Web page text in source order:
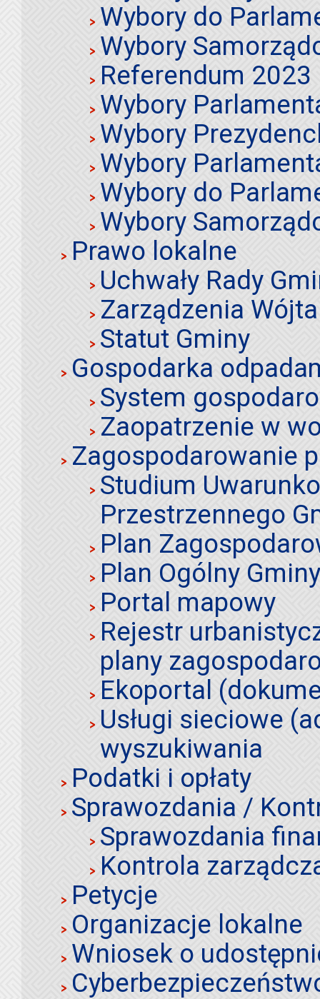
Wybory do
Wybory
Referendum 2023
Wybory
Wybory
Wybory
Wybory do
Wybory
Prawo lokalne
Uchwały Rady
Zarządzenia Wójta
Statut Gminy
Gospodarka
System
Zaopatrzenie w
Zagospodarowanie
Studium
Przestrzennego
Plan
Plan Ogólny
Portal mapowy
Rejestr
plany
Ekoportal
Usługi sieciowe
wyszukiwania
Podatki i opłaty
Sprawozdania /
Sprawozdania
Kontrola
Petycje
Organizacje lokalne
Wniosek o